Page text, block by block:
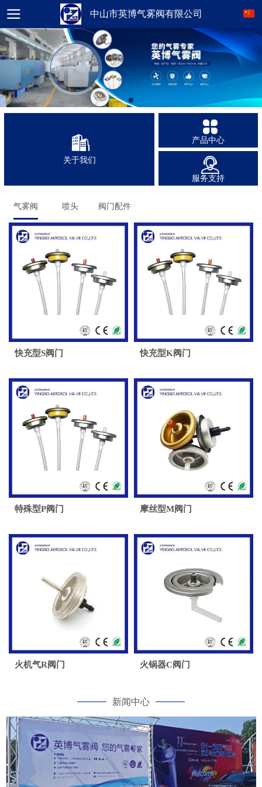
中山市英博气雾阀有限公司
关于我们
产品中心
服务支持
气雾阀 喷头 阀门配件
快充型S阀门 快充型K阀门
特殊型P阀门 摩丝型M阀门
火机气R阀门 火锅器C阀门
新闻中心